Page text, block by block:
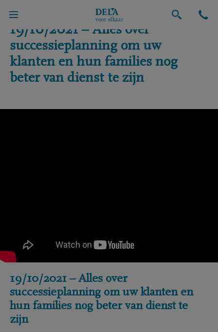
19/10/2021 – Alles over
successieplanning om uw
klanten en hun families nog
beter van dienst te zijn
19/10/2021 – Alles over
successieplanning om uw klanten en
hun families nog beter van dienst te
zijn